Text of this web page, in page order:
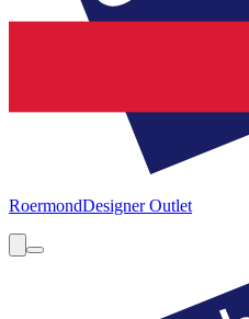
RoermondDesigner Outlet